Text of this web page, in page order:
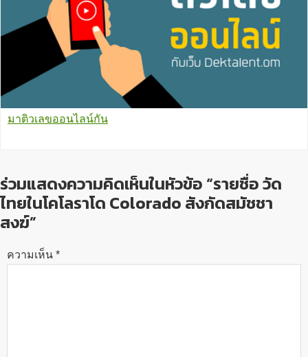
มาติวเลขออนไลน์กัน
ร่วมแสดงความคิดเห็นในหัวข้อ “รายชื่อ วัด
ไทยในโคโลราโด Colorado สังกัดสมัชชา
สงฆ์”
ความเห็น *